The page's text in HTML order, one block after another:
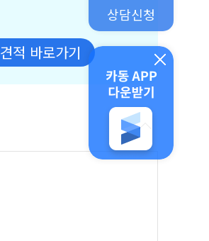
견적 바로가기
상담신청